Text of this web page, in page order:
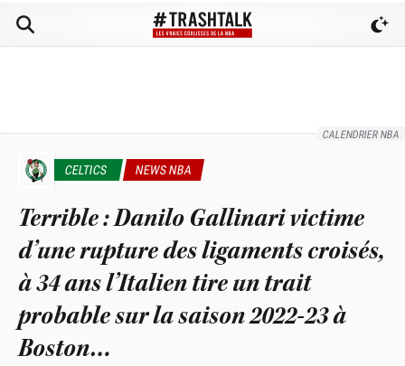
CALENDRIER NBA
CELTICS NEWS NBA
Terrible : Danilo Gallinari victime
d’une rupture des ligaments croisés,
à 34 ans l’Italien tire un trait
probable sur la saison 2022-23 à
Boston…